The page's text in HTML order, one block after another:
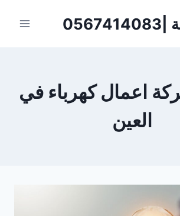
اعمال كهرباء في
العين